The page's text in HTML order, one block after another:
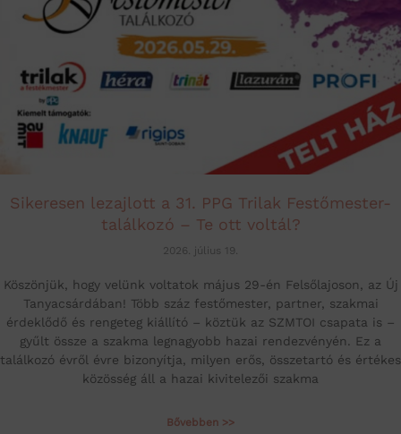
Sikeresen lezajlott a 31. PPG Trilak Festőmester-
találkozó – Te ott voltál?
2026. július 19.
Köszönjük, hogy velünk voltatok május 29-én Felsőlajoson, az Új
Tanyacsárdában! Több száz festőmester, partner, szakmai
érdeklődő és rengeteg kiállító – köztük az SZMTOI csapata is –
gyűlt össze a szakma legnagyobb hazai rendezvényén. Ez a
találkozó évről évre bizonyítja, milyen erős, összetartó és értékes
közösség áll a hazai kivitelezői szakma
Bővebben >>